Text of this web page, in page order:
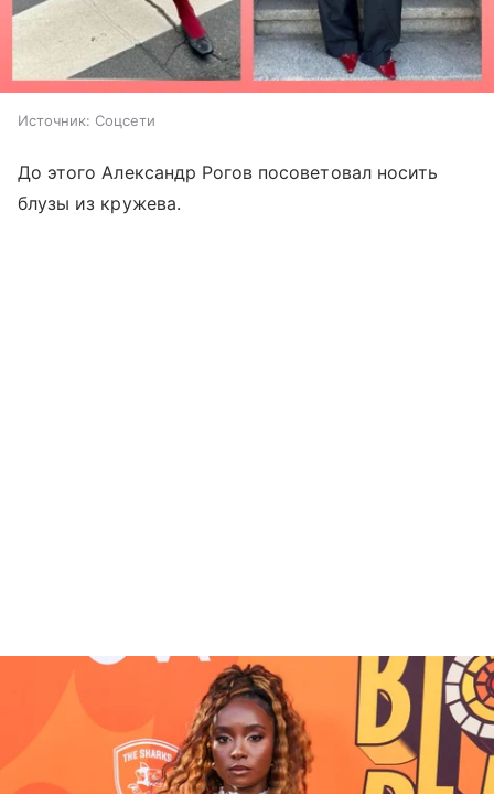
Источник: Соцсети
До этого Александр Рогов посоветовал носить
блузы из кружева.